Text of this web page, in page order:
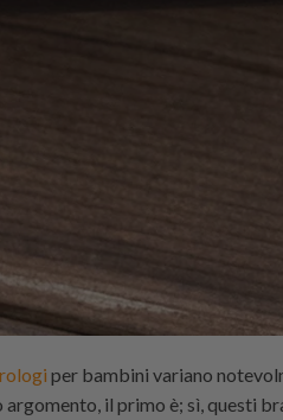
per bambini variano
argomento, il primo è; sì, questi